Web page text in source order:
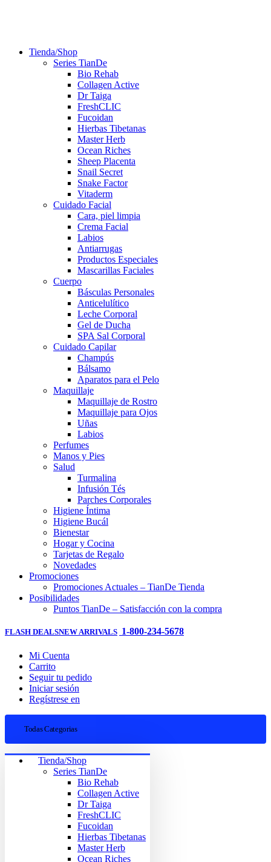
Tienda/Shop
Series TianDe
Bio Rehab
Collagen Active
Dr Taiga
FreshCLIC
Fucoidan
Hierbas Tibetanas
Master Herb
Ocean Riches
Sheep Placenta
Snail Secret
Snake Factor
Vitaderm
Cuidado Facial
Cara, piel limpia
Crema Facial
Labios
Antiarrugas
Productos Especiales
Mascarillas Faciales
Cuerpo
Básculas Personales
Anticelulítico
Leche Corporal
Gel de Ducha
SPA Sal Corporal
Cuidado Capilar
Champús
Bálsamo
Aparatos para el Pelo
Maquillaje
Maquillaje de Rostro
Maquillaje para Ojos
Uñas
Labios
Perfumes
Manos y Pies
Salud
Turmalina
Infusión Tés
Parches Corporales
Higiene Íntima
Higiene Bucál
Bienestar
Hogar y Cocina
Tarjetas de Regalo
Novedades
Promociones
Promociones Actuales – TianDe Tienda
Posibilidades
Puntos TianDe – Satisfacción con la compra
FLASH DEALSNEW ARRIVALS 1-800-234-5678
Mi Cuenta
Carrito
Seguir tu pedido
Iniciar sesión
Regístrese en
Todas Categorias
Tienda/Shop
Series TianDe
Bio Rehab
Collagen Active
Dr Taiga
FreshCLIC
Fucoidan
Hierbas Tibetanas
Master Herb
Ocean Riches